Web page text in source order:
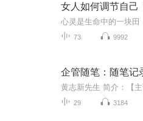
女人如何调节自己
73 9992
企管随笔：随笔记
29 3184